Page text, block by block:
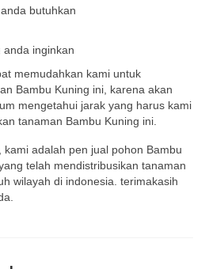
butuhkan
anda inginkan
memudahkan kami untuk
Bambu Kuning ini, karena akan
mengetahui jarak yang harus kami
tanaman Bambu Kuning ini.
adalah pen jual pohon Bambu
telah mendistribusikan tanaman
wilayah di indonesia. terimakasih